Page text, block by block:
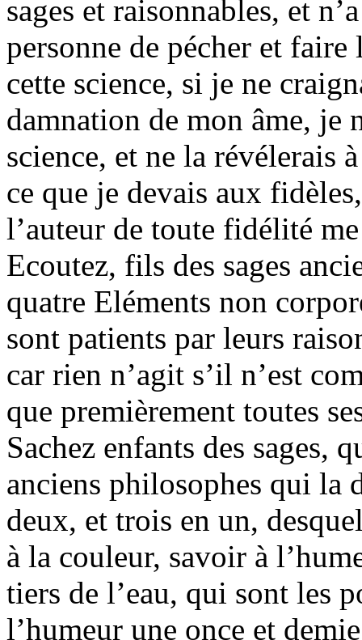
sages et raisonnables, et
personne de pécher et
cette science, si je ne
damnation de mon âme, je
science, et ne la révélerais
ce que je devais aux
l’auteur de toute fidélité
Ecoutez, fils des sages
quatre Eléments non
sont patients par leurs
car rien n’agit s’il n’est
que premièrement toutes
Sachez enfants des sages,
anciens philosophes qui la
deux, et trois en un,
à la couleur, savoir à
tiers de l’eau, qui sont les
l’humeur une once et